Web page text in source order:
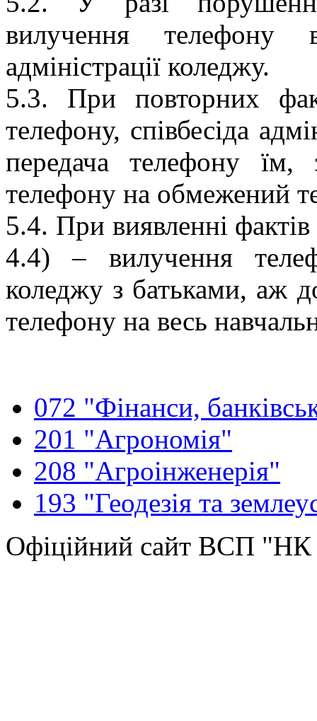
вилучення телефону
адміністрації коледжу.
5.3. При повторних
телефону, співбесіда
передача телефону їм,
телефону на обмежений
5.4. При виявленні
4.4) – вилучення
коледжу з батьками, аж
телефону на весь
072 "Фінанси,
201 "Агрономія"
208 "Агроінженерія"
193 "Геодезія та
Офіційний сайт ВСП